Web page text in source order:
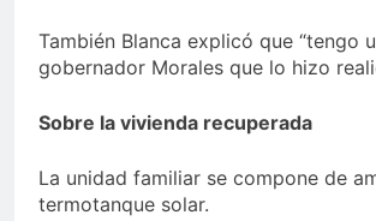
También Blanca explicó que “tengo
gobernador Morales que lo hizo
Sobre la vivienda recuperada
La unidad familiar se compone de
termotanque solar.